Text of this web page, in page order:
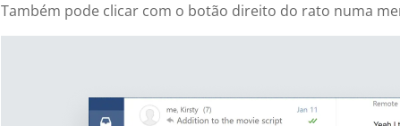
Também pode clicar com o botão direito do rato numa